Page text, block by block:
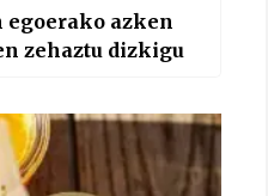
egoerako azken
zehaztu dizkigu